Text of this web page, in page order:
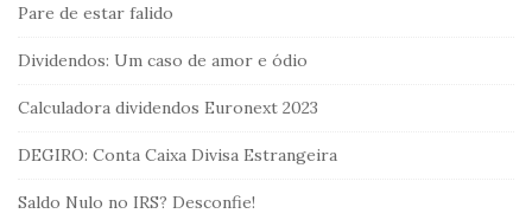
Pare de estar falido
Dividendos: Um caso de amor e ódio
Calculadora dividendos Euronext 2023
DEGIRO: Conta Caixa Divisa Estrangeira
Saldo Nulo no IRS? Desconfie!